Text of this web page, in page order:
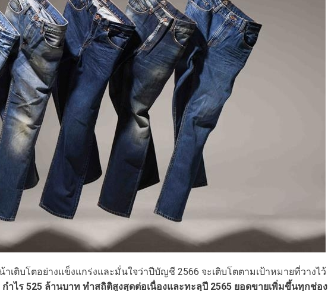
เติบโตอย่างแข็งแกร่งและมั่นใจว่าปีบัญชี 2566 จะเติบโตตามเป้าหมายที่วางไว้
กำไร 525 ล้านบาท ทำสถิติสูงสุดต่อเนื่องและทะลุปี 2565 ยอดขายเพิ่มขึ้นทุกช่อง